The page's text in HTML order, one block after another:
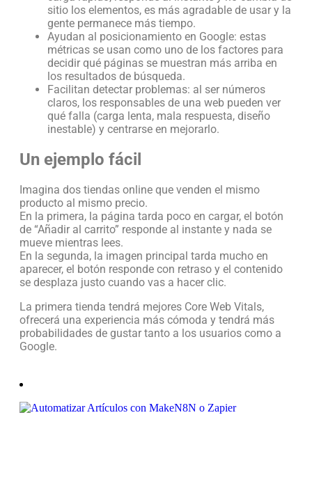
sitio los elementos, es más agradable de usar y la
gente permanece más tiempo.
Ayudan al posicionamiento en Google: estas
métricas se usan como uno de los factores para
decidir qué páginas se muestran más arriba en
los resultados de búsqueda.
Facilitan detectar problemas: al ser números
claros, los responsables de una web pueden ver
qué falla (carga lenta, mala respuesta, diseño
inestable) y centrarse en mejorarlo.
Un ejemplo fácil
Imagina dos tiendas online que venden el mismo
producto al mismo precio.
En la primera, la página tarda poco en cargar, el botón
de “Añadir al carrito” responde al instante y nada se
mueve mientras lees.
En la segunda, la imagen principal tarda mucho en
aparecer, el botón responde con retraso y el contenido
se desplaza justo cuando vas a hacer clic.
La primera tienda tendrá mejores Core Web Vitals,
ofrecerá una experiencia más cómoda y tendrá más
probabilidades de gustar tanto a los usuarios como a
Google.